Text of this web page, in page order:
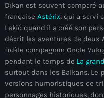
“Viv Ansanm”
#freecarel
#HPK
#KPK
#NouBoukeTann
Dikan est souvent comparé
française Astérix, qui a servi
Lekić quand il a créé son
décrit les aventures de deux
fidèle compagnon Oncle
pendant le temps de La
surtout dans les Balkans. Le
versions humoristiques de
personnages historiques,